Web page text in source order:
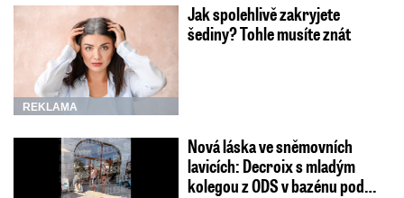
REKLAMA
Jak spolehlivě zakryjete
šediny? Tohle musíte znát
Nová láska ve sněmovních
lavicích: Decroix s mladým
kolegou z ODS v bazénu pod…